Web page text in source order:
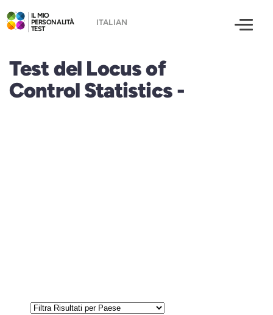
IL MIO
PERSONALITÀ
TEST
Test del Locus of
Control Statistics -